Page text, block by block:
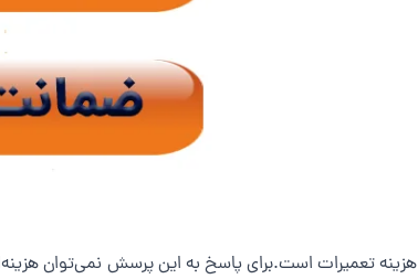
هزینه تعمیرات است.برای پاسخ به این پرسش نمی‌توان